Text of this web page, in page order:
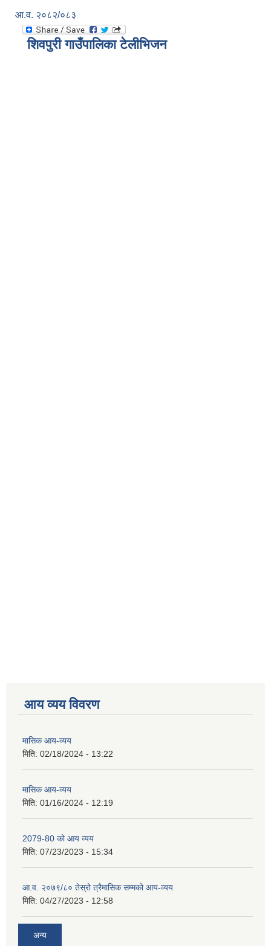
आ.व. २०८२/०८३
शिवपुरी गाउँपालिका टेलीभिजन
आय व्यय विवरण
मासिक आय-व्यय
मिति: 02/18/2024 - 13:22
मासिक आय-व्यय
मिति: 01/16/2024 - 12:19
2079-80 को आय व्यय
मिति: 07/23/2023 - 15:34
आ.व. २०७९/८० तेस्रो त्रैमासिक सम्मको आय-व्यय
मिति: 04/27/2023 - 12:58
अन्य